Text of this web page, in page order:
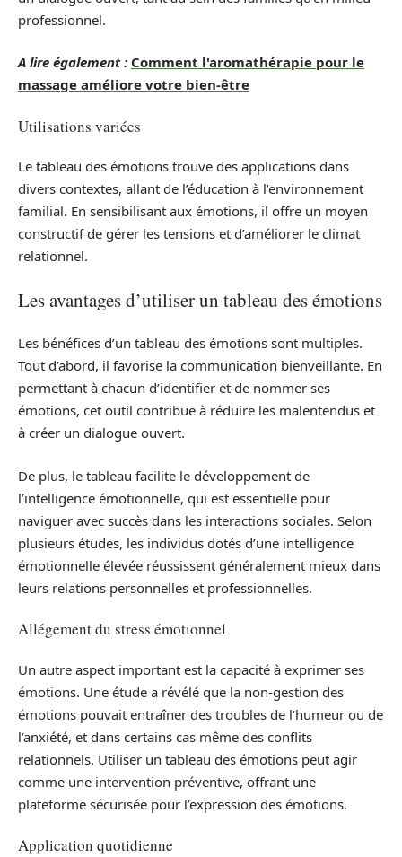
professionnel.
A lire également : Comment l'aromathérapie pour le
massage améliore votre bien-être
Utilisations variées
Le tableau des émotions trouve des applications dans
divers contextes, allant de l’éducation à l’environnement
familial. En sensibilisant aux émotions, il offre un moyen
constructif de gérer les tensions et d’améliorer le climat
relationnel.
Les avantages d’utiliser un tableau des émotions
Les bénéfices d’un tableau des émotions sont multiples.
Tout d’abord, il favorise la communication bienveillante. En
permettant à chacun d’identifier et de nommer ses
émotions, cet outil contribue à réduire les malentendus et
à créer un dialogue ouvert.
De plus, le tableau facilite le développement de
l’intelligence émotionnelle, qui est essentielle pour
naviguer avec succès dans les interactions sociales. Selon
plusieurs études, les individus dotés d’une intelligence
émotionnelle élevée réussissent généralement mieux dans
leurs relations personnelles et professionnelles.
Allégement du stress émotionnel
Un autre aspect important est la capacité à exprimer ses
émotions. Une étude a révélé que la non-gestion des
émotions pouvait entraîner des troubles de l’humeur ou de
l’anxiété, et dans certains cas même des conflits
relationnels. Utiliser un tableau des émotions peut agir
comme une intervention préventive, offrant une
plateforme sécurisée pour l’expression des émotions.
Application quotidienne